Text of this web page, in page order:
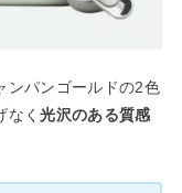
ンパンゴールドの2色
なく光沢のある質感